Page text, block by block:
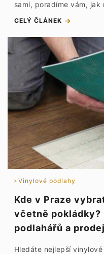
sami, poradíme vám, jak
CELÝ ČLÁNEK
Vinylové podlahy
Kde v Praze
včetně pokládky?
podlahářů a
Hledáte nejlepší